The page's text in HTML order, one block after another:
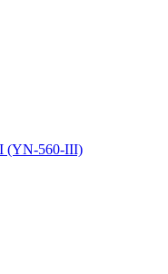
(YN-560-III)